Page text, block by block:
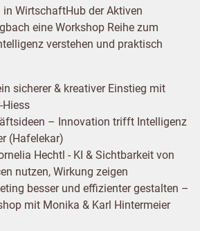
WirtschaftHub der Aktiven
eine Workshop Reihe zum
verstehen und praktisch
sicherer & kreativer Einstieg mit
Hiess
– Innovation trifft Intelligenz
(Hafelekar)
Hechtl - KI & Sichtbarkeit von
nutzen, Wirkung zeigen
besser und effizienter gestalten –
mit Monika & Karl Hintermeier